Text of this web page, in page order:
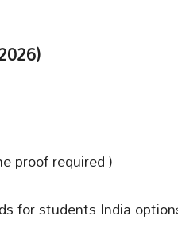
proof required )
for students India